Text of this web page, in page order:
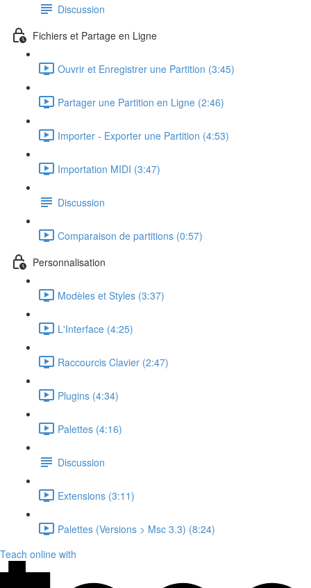
Discussion
Fichiers et Partage en Ligne
Ouvrir et Enregistrer une Partition (3:45)
Partager une Partition en Ligne (2:46)
Importer - Exporter une Partition (4:53)
Importation MIDI (3:47)
Discussion
Comparaison de partitions (0:57)
Personnalisation
Modèles et Styles (3:37)
L'Interface (4:25)
Raccourcis Clavier (2:47)
Plugins (4:34)
Palettes (4:16)
Discussion
Extensions (3:11)
Palettes (Versions > Msc 3.3) (8:24)
Teach online with